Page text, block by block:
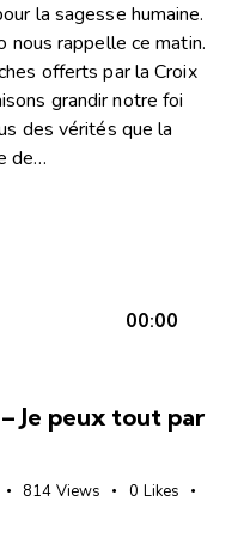
la sagesse humaine.
nous rappelle ce matin.
offerts par la Croix
grandir notre foi
des vérités que la
de…
00:00
Je peux tout par
814 Views 0 Likes